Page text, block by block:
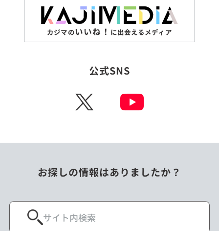
カジマのいいね！ に出会えるメディア
公式SNS
X
お探しの情報はありましたか？